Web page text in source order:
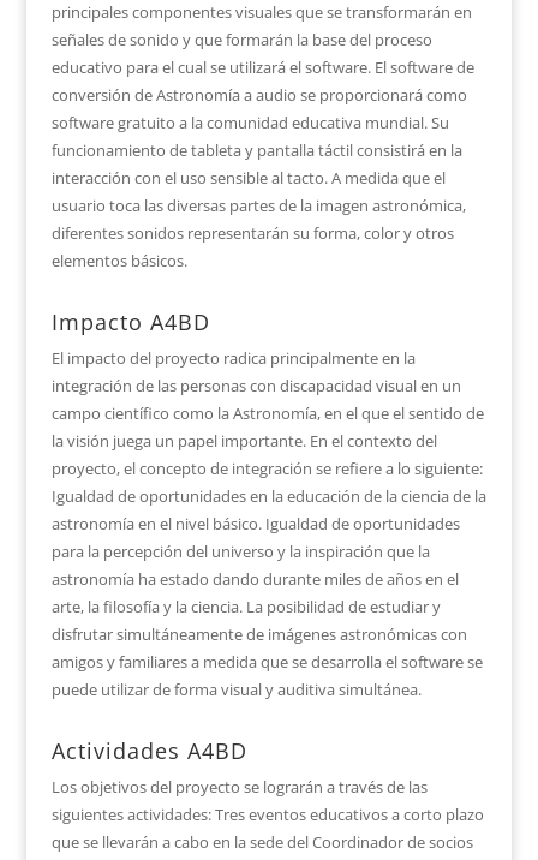
principales componentes visuales que se transformarán en
señales de sonido y que formarán la base del proceso
educativo para el cual se utilizará el software. El software de
conversión de Astronomía a audio se proporcionará como
software gratuito a la comunidad educativa mundial. Su
funcionamiento de tableta y pantalla táctil consistirá en la
interacción con el uso sensible al tacto. A medida que el
usuario toca las diversas partes de la imagen astronómica,
diferentes sonidos representarán su forma, color y otros
elementos básicos.
Impacto A4BD
El impacto del proyecto radica principalmente en la
integración de las personas con discapacidad visual en un
campo científico como la Astronomía, en el que el sentido de
la visión juega un papel importante. En el contexto del
proyecto, el concepto de integración se refiere a lo siguiente:
Igualdad de oportunidades en la educación de la ciencia de la
astronomía en el nivel básico. Igualdad de oportunidades
para la percepción del universo y la inspiración que la
astronomía ha estado dando durante miles de años en el
arte, la filosofía y la ciencia. La posibilidad de estudiar y
disfrutar simultáneamente de imágenes astronómicas con
amigos y familiares a medida que se desarrolla el software se
puede utilizar de forma visual y auditiva simultánea.
Actividades A4BD
Los objetivos del proyecto se lograrán a través de las
siguientes actividades: Tres eventos educativos a corto plazo
que se llevarán a cabo en la sede del Coordinador de socios